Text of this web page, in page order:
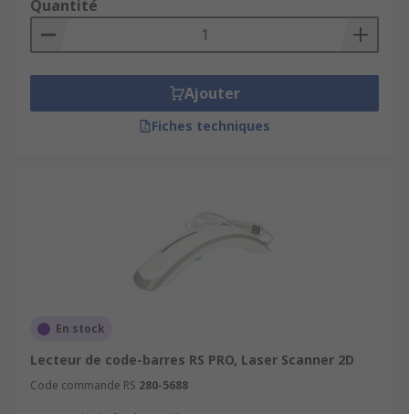
Quantité
Ajouter
Fiches techniques
En stock
Lecteur de code-barres RS PRO, Laser Scanner 2D
Code commande RS 280-5688